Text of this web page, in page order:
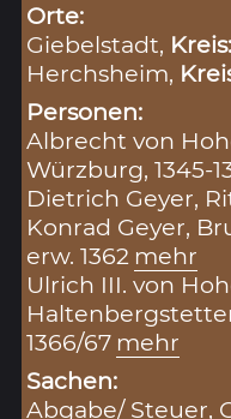
Orte:
Giebelstadt,
Herchsheim,
Personen:
Albrecht von
Würzburg, 1345-
Dietrich Geyer,
Konrad Geyer,
erw. 1362 mehr
Ulrich III. von
1366/67 mehr
Sachen:
Abgabe/ Steuer,